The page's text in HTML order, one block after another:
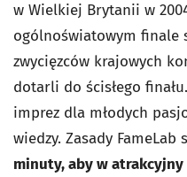
w Wielkiej Brytanii w
ogólnoświatowym finale
zwycięzców krajowych
dotarli do ścisłego
imprez dla młodych
wiedzy. Zasady FameLab
minuty, aby w